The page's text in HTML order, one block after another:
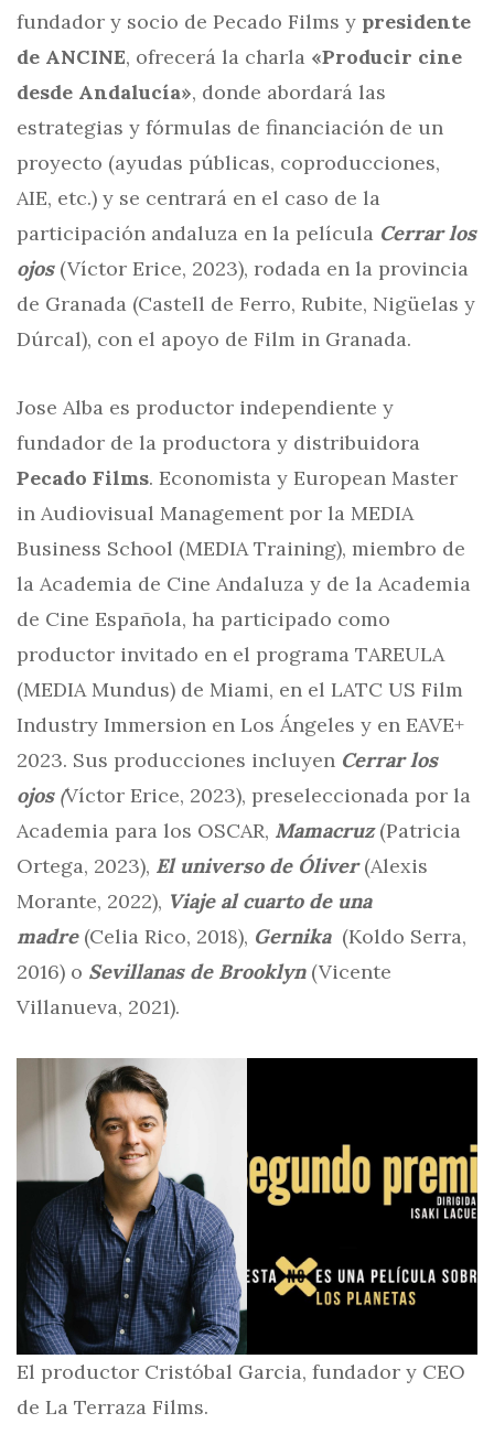
fundador y socio de Pecado Films y presidente
de ANCINE, ofrecerá la charla «Producir cine
desde Andalucía», donde abordará las
estrategias y fórmulas de financiación de un
proyecto (ayudas públicas, coproducciones,
AIE, etc.) y se centrará en el caso de la
participación andaluza en la película Cerrar los
ojos(Víctor Erice, 2023), rodada en la provincia
de Granada (Castell de Ferro, Rubite, Nigüelas y
Dúrcal), con el apoyo de Film in Granada.
Jose Alba es productor independiente y
fundador de la productora y distribuidora
Pecado Films. Economista y European Master
in Audiovisual Management por la MEDIA
Business School (MEDIA Training), miembro de
la Academia de Cine Andaluza y de la Academia
de Cine Española, ha participado como
productor invitado en el programa TAREULA
(MEDIA Mundus) de Miami, en el LATC US Film
Industry Immersion en Los Ángeles y en EAVE+
2023. Sus producciones incluyen Cerrar los
ojos(Víctor Erice, 2023), preseleccionada por la
Academia para los OSCAR, Mamacruz(Patricia
Ortega, 2023), El universo de Óliver (Alexis
Morante, 2022), Viaje al cuarto de una
madre(Celia Rico, 2018), Gernika(Koldo Serra,
2016) o Sevillanas de Brooklyn(Vicente
Villanueva, 2021).
El productor Cristóbal Garcia, fundador y CEO
de La Terraza Films.